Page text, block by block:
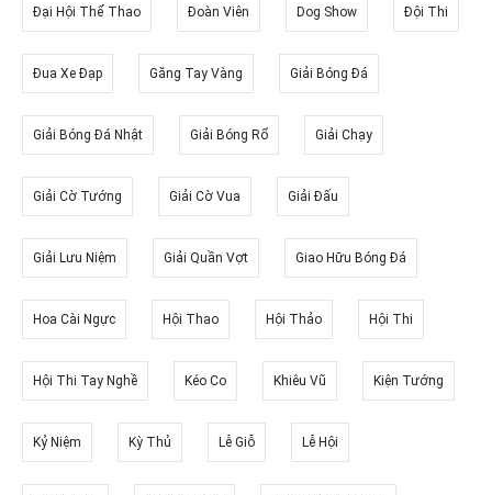
Đại Hội Thể Thao Đoàn Viên Dog Show Đội Thi
Đua Xe Đạp Găng Tay Vàng Giải Bóng Đá
Giải Bóng Đá Nhật Giải Bóng Rổ Giải Chạy
Giải Cờ Tướng Giải Cờ Vua Giải Đấu
Giải Lưu Niệm Giải Quần Vợt Giao Hữu Bóng Đá
Hoa Cài Ngực Hội Thao Hội Thảo Hội Thi
Hội Thi Tay Nghề Kéo Co Khiêu Vũ Kiện Tướng
Kỷ Niệm Kỳ Thủ Lễ Giỗ Lễ Hội